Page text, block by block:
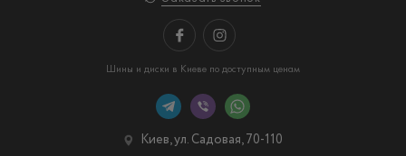
Шины и диски в Киеве по доступным ценам
Киев, ул. Садовая, 70-110